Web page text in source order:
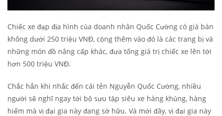
Chiếc xe đạp địa hình của doanh nhân Quốc Cường có giá bán
không dưới 250 triệu VNĐ, cộng thêm vào đó là các trang bị và
những món đồ nâng cấp khác, đưa tổng giá trị chiếc xe lên tới
hơn 500 triệu VNĐ.
Chắc hẳn khi nhắc đến cái tên Nguyễn Quốc Cường, nhiều
người sẽ nghĩ ngay tới bộ sưu tập siêu xe hàng khủng, hàng
hiếm mà vị đại gia này đang sở hữu. Và mới đây, vị đại gia này